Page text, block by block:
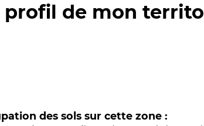
profil de mon
des sols sur cette zone :